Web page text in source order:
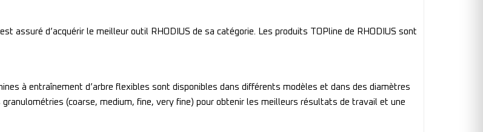
assuré d’acquérir le meilleur outil RHODIUS de sa catégorie. Les produits TOPline de RHODIUS sont
à entraînement d’arbre flexibles sont disponibles dans différents modèles et dans des diamètres
(coarse, medium, fine, very fine) pour obtenir les meilleurs résultats de travail et une